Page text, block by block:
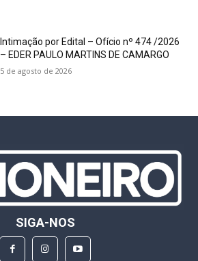
Intimação por Edital – Ofício nº 474 /2026
– EDER PAULO MARTINS DE CAMARGO
5 de agosto de 2026
SIGA-NOS